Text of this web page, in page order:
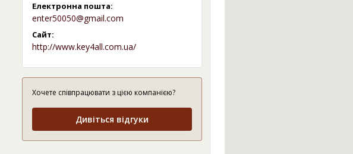
Електронна пошта:
enter50050@gmail.com
Сайт:
http://www.key4all.com.ua/
Хочете співпрацювати з цією компанією?
Дивіться відгуки